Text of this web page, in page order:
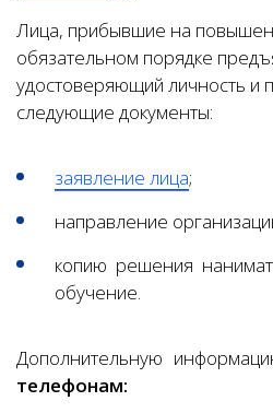
Лица, прибывшие на
обязательном порядке
удостоверяющий личность и
следующие документы:
заявление лица;
направление
копию решения
обучение.
Дополнительную
телефонам: